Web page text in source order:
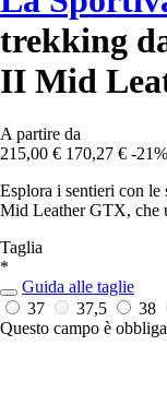
trekking
II Mid
A partire da
215,00 € 170,27 € -21%
Esplora i sentieri con
Mid Leather GTX, che
Taglia
*
Guida alle taglie
37
37,5 38
Questo campo è